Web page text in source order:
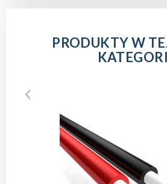
PRODUKTY W